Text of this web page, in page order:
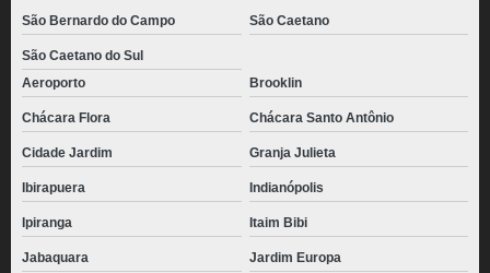
distribuidora de coxinha congelada atacado Santo André
coxinha pronta congelada Pirapora do Bom Jesus
comprar saco de coxinha congelada Jardim Paulistano
coxinha congelada preço Ribeirão Pires
coxinha congelada para assar São Lourenço da Serra
comprar pacote de coxinha congelada Itaquaquecetuba
mini coxinhas congelada Chácara Santo Antônio
São Bernardo do Campo São Caetano
São Caetano do Sul
Aeroporto
Brooklin
Chácara Flora Chácara Santo Antônio
Cidade Jardim Granja Julieta
Ibirapuera Indianópolis
Ipiranga Itaim Bibi
Jabaquara Jardim Europa